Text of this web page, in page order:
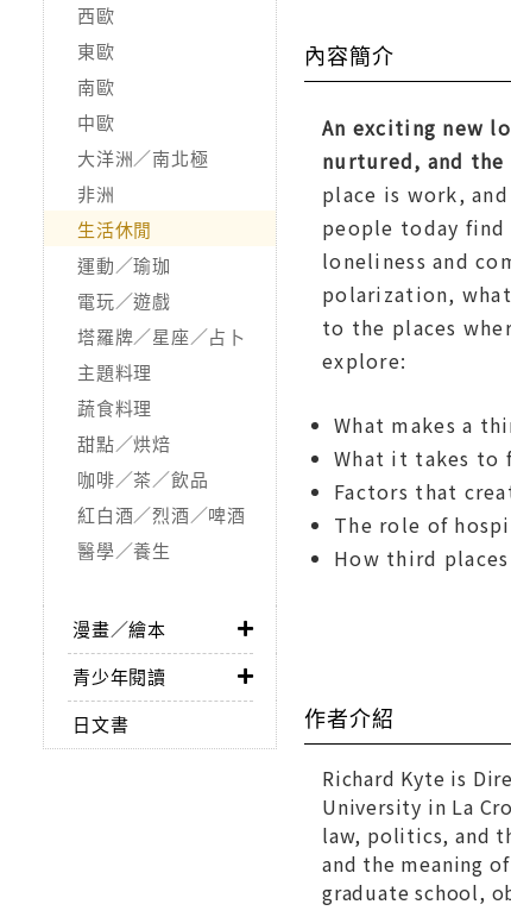
西歐
東歐
南歐
中歐
大洋洲／南北極
非洲
生活休閒
運動／瑜珈
電玩／遊戲
塔羅牌／星座／占卜
主題料理
蔬食料理
甜點／烘焙
咖啡／茶／飲品
紅白酒／烈酒／啤酒
醫學／養生
漫畫／繪本
青少年閱讀
日文書
內容簡介
An exciting new
nurtured, and
place is work,
people today
loneliness and
polarization,
to the places
explore:
What makes a
What it takes to
Factors that
The role of
How third
作者介紹
Richard Kyte is
University in La
law, politics, and
and the meaning
graduate school,